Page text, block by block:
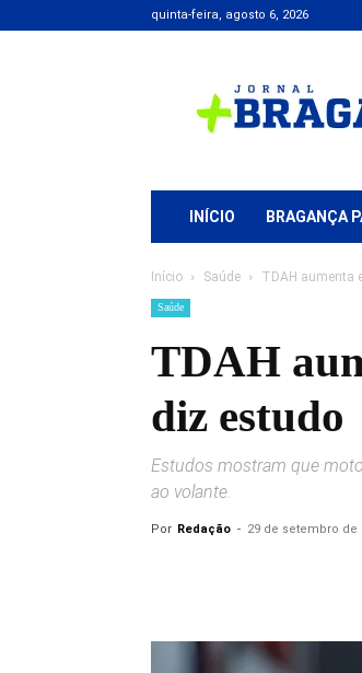
quinta-feira, agosto 6, 2026
+
Bragança
INÍCIO BRAGANÇA
Início Saúde TDAH aumenta
Saúde
TDAH
diz estudo
Estudos mostram que
ao volante.
Por Redação - 29 de setembro de